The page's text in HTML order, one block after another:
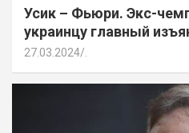
Усик – Фьюри. Экс-
украинцу главный
27.03.2024 .